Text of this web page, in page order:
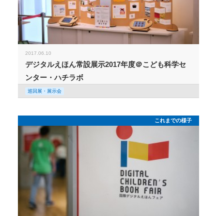
2017.06.10
デジタルえほん常設展示2017年度＠こども科学セ
ンター・ハチラボ
巡回展・展示会
これまでの様子